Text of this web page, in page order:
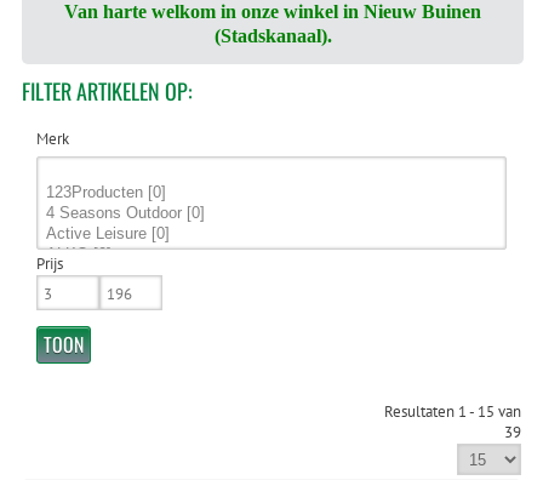
Van harte welkom in onze winkel in Nieuw Buinen
(Stadskanaal).
FILTERARTIKELEN OP:
Merk
Prijs
Resultaten 1 - 15 van
39